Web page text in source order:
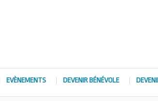
EVÈNEMENTS DEVENIR BÉNÉVOLE